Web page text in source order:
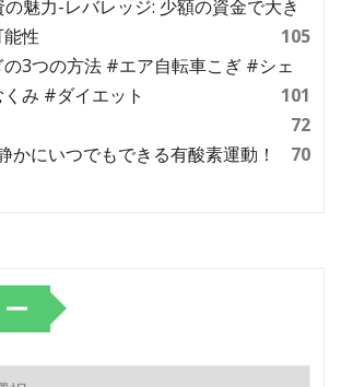
の魅力-レバレッジ: 少額の資金で大き
性
105
3つの方法 #エア自転車こぎ #シェ
み #ダイエット
101
72
かにいつでもできる有酸素運動！
70